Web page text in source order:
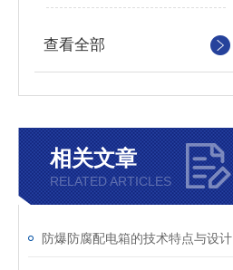
查看全部
相关文章
RELATED ARTICLES
防爆防腐配电箱的技术特点与设计